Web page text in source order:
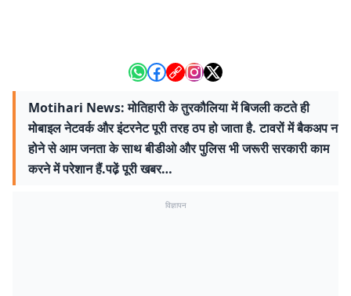
Motihari News: मोतिहारी के तुरकौलिया में बिजली कटते ही
मोबाइल नेटवर्क और इंटरनेट पूरी तरह ठप हो जाता है. टावरों में बैकअप न
होने से आम जनता के साथ बीडीओ और पुलिस भी जरूरी सरकारी काम
करने में परेशान हैं.पढे़ं पूरी खबर…
विज्ञापन